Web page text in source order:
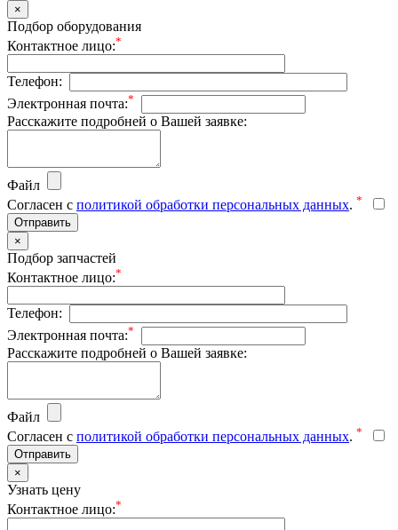
×
Подбор оборудования
Контактное лицо:*
Телефон:
Электронная почта:*
Расскажите подробней о Вашей заявке:
Файл
Согласен с политикой обработки персональных данных. *
Отправить
×
Подбор запчастей
Контактное лицо:*
Телефон:
Электронная почта:*
Расскажите подробней о Вашей заявке:
Файл
Согласен с политикой обработки персональных данных. *
Отправить
×
Узнать цену
Контактное лицо:*